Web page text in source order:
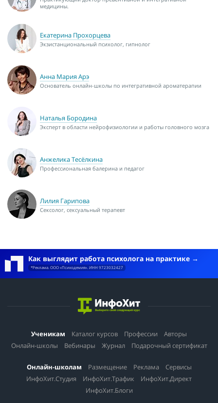
медицины.
Екатерина Прохорцева
Экзистанциональный психолог, гипнолог
Анна Мария Арэ
Основатель онлайн-школы по интегративной ароматерапии
Наталья Бородина
Эксперт в области нейрофизиологии и работы головного мозга
Анжелика Тесёлкина
Профессиональная балерина и педагог
Лилия Гарипова
Сексолог, сексуальный терапевт
Как выглядит работа психолога на практике
*Реклама. ООО «Психодемия». ИНН 9723032427
Ученикам Каталог курсов Профессии
Авторы
Онлайн-школы
Вебинары Журнал Подарочный сертификат
Онлайн-школам Размещение Реклама
Сервисы
ИнфоХит.Студия
ИнфоХит.Трафик
ИнфоХит.Директ
ИнфоХит.Блоги